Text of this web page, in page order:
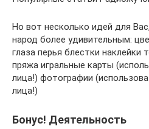
Но вот несколько идей для
народ более удивительным:
глаза перья блестки наклейки
пряжа игральные карты
лица!) фотографии
лица!)
Бонус! Деятельность